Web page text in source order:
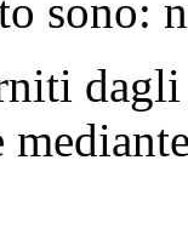
sono: